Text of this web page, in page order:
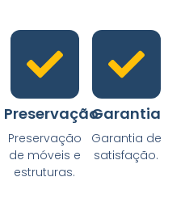
Preservação
Preservação
de móveis e
estruturas.
Garantia
Garantia de
satisfação.